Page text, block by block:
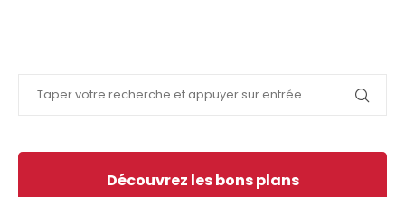
Découvrez les bons plans